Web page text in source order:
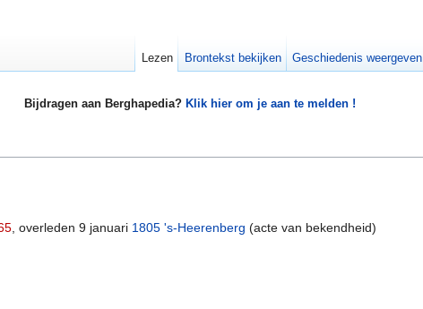
Bijdragen aan Berghapedia? Klik hier om je aan te melden !
, overleden 9 januari 1805 's-Heerenberg (acte van bekendheid)
Lezen Brontekst bekijken Geschiedenis weergeven